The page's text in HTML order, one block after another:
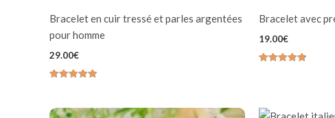
Bracelet en cuir tressé et parles argentées
pour homme
29.00€
Bracelet avec
19.00€